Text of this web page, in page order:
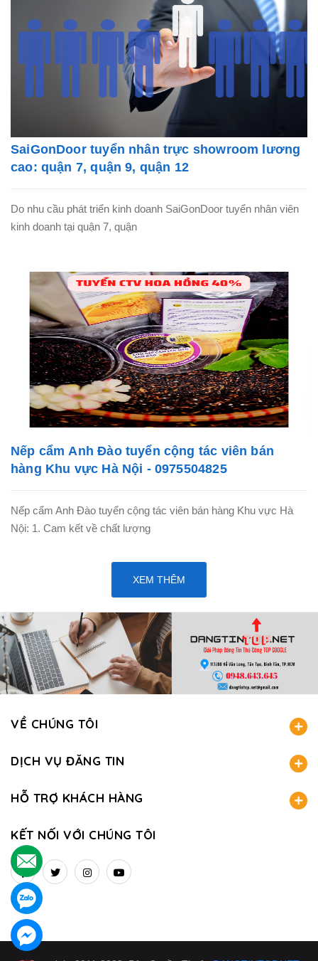
SaiGonDoor tuyển nhân trực showroom lương
cao: quận 7, quận 9, quận 12
Do nhu cầu phát triển kinh doanh SaiGonDoor tuyển nhân viên
kinh doanh tại quận 7, quận
Nếp cẩm Anh Đào tuyển cộng tác viên bán
hàng Khu vực Hà Nội - 0975504825
Nếp cẩm Anh Đào tuyển cộng tác viên bán hàng Khu vực Hà
Nội: 1. Cam kết về chất lượng
XEM THÊM
VỀ CHÚNG TÔI
DỊCH VỤ ĐĂNG TIN
HỖ TRỢ KHÁCH HÀNG
KẾT NỐI VỚI CHÚNG TÔI
.
.
.